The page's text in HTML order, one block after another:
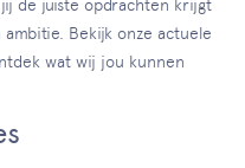
de juiste opdrachten krijgt
Bekijk onze actuele
wat wij jou kunnen